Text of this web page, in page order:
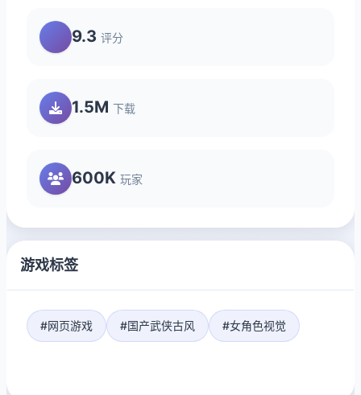
9.3 评分
1.5M 下载
600K 玩家
游戏标签
#网页游戏 #国产武侠古风 #女角色视觉